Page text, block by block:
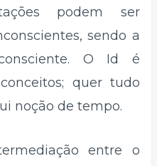
podem ser
sendo a
O Id é
quer tudo
noção de tempo.
entre o